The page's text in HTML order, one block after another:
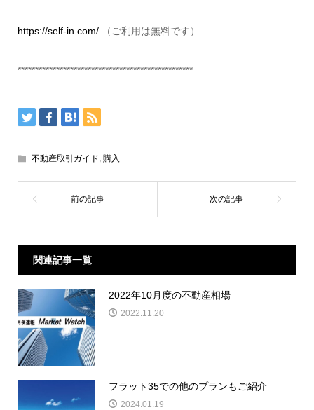
https://self-in.com/（ご利用は無料です）
**************************************************
不動産取引ガイド 購入
関連記事一覧
2022年10月度の不動産相場
2022.11.20
フラット35での他のプランもご紹介
2024.01.19